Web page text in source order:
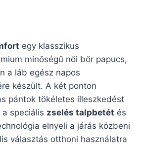
egy klasszikus
minőségű női bőr papucs,
a láb egész napos
készült. A két ponton
pántok tökéletes illeszkedést
speciális zselés talpbetét és
elnyeli a járás közbeni
választás otthoni használatra